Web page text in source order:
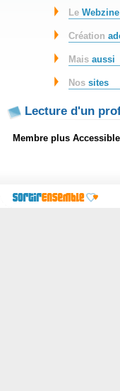
LeWebzine
Création
Maisaussi
Nossites
Lecture d'un
Membre plus